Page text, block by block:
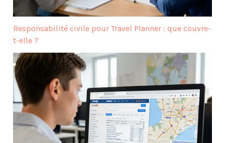
Responsabilité civile pour Travel Planner : que couvre-
t-elle ?